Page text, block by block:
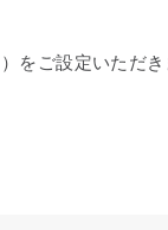
をご設定いただ